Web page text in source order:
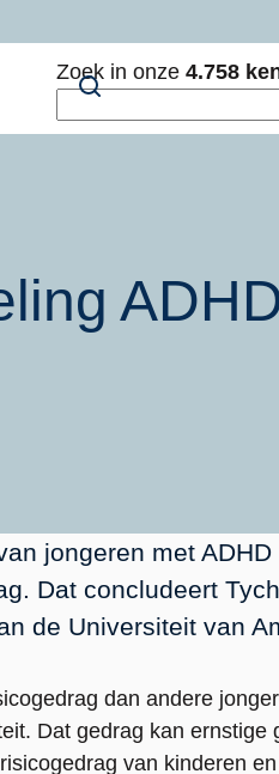
Zoek in onze 4.758
jongeren met
Dat concludeert
de Universiteit van
dan andere
Dat gedrag kan
van kinderen